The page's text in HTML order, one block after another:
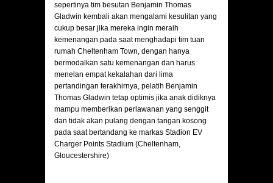
sepertinya tim besutan Benjamin Thomas
Gladwin kembali akan mengalami kesulitan yang
cukup besar jika mereka ingin meraih
kemenangan pada saat menghadapi tim tuan
rumah Cheltenham Town, dengan hanya
bermodalkan satu kemenangan dan harus
menelan empat kekalahan dari lima
pertandingan terakhirnya, pelatih Benjamin
Thomas Gladwin tetap optimis jika anak didiknya
mampu memberikan perlawanan yang senggit
dan tidak akan pulang dengan tangan kosong
pada saat bertandang ke markas Stadion EV
Charger Points Stadium (Cheltenham,
Gloucestershire)